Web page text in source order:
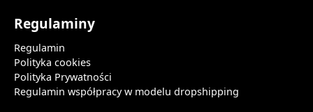
Regulaminy
Regulamin
Polityka cookies
Polityka Prywatności
Regulamin współpracy w modelu dropshipping